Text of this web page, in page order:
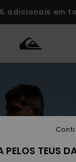
adicionais em
Roupas
Roupas
Shop
Surf Shop
Homem
Artigos
Neve
Homem
Outlet
Homem
encomenda
PELOS TEUS